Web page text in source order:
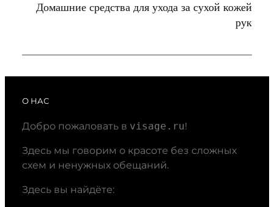
Домашние средства для ухода за сухой кожей
рук
О НАС
Добро пожаловать в visage.ru!
Здесь мы говорим о красоте без сложных
схем и ненужных обещаний.
Здесь вы найдёте: